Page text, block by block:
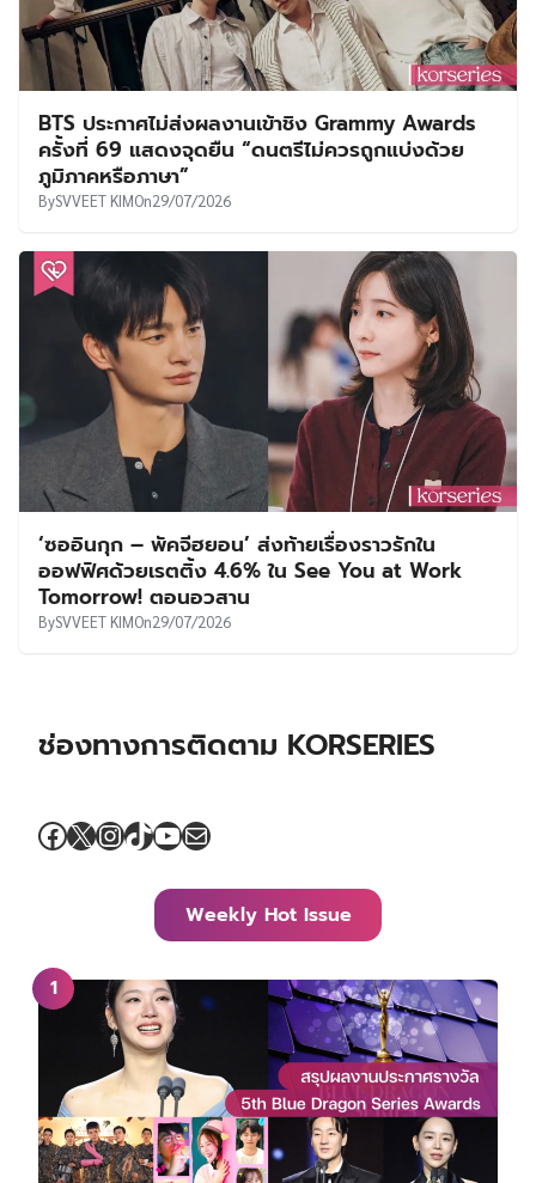
BTS ประกาศไม่ส่งผลงานเข้าชิง Grammy Awards
ครั้งที่ 69 แสดงจุดยืน “ดนตรีไม่ควรถูกแบ่งด้วย
ภูมิภาคหรือภาษา”
BySVVEET KIMOn29/07/2026
‘ซออินกุก – พัคจีฮยอน’ ส่งท้ายเรื่องราวรักใน
ออฟฟิศด้วยเรตติ้ง 4.6% ใน See You at Work
Tomorrow! ตอนอวสาน
BySVVEET KIMOn29/07/2026
ช่องทางการติดตาม KORSERIES
Facebook
X Instagram
TikTok
YouTube
Mail
Weekly Hot Issue